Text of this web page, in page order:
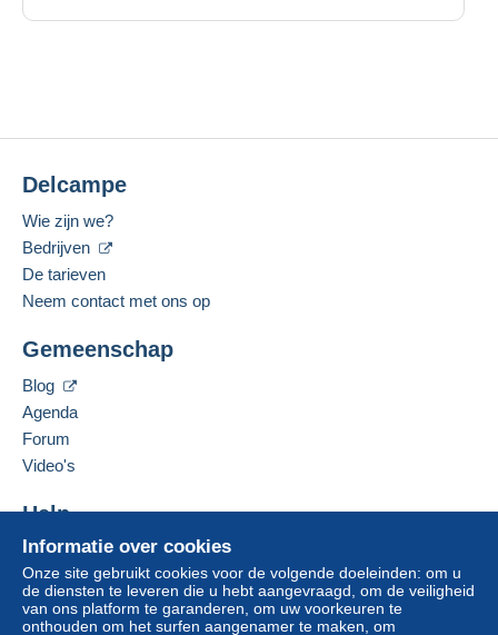
Informatie over cookies
Onze site gebruikt cookies voor de volgende doeleinden: om u
de diensten te leveren die u hebt aangevraagd, om de veiligheid
van ons platform te garanderen, om uw voorkeuren te
onthouden om het surfen aangenamer te maken, om
Delcampe
Wie zijn we?
Bedrijven
De tarieven
Neem contact met ons op
Gemeenschap
Blog
Agenda
Forum
Video's
Help
Hulpcentrum
Kopen op Delcampe
Verkopen op Delcampe
Een beveiligde website